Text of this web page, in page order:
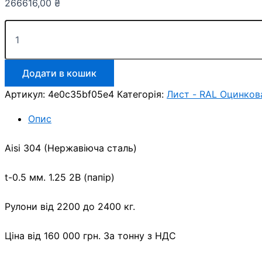
266616,00 ₴
Aisi
304
Неіржавка
рулонна
0.5
кількість
Додати в кошик
Артикул: 4e0c35bf05e4 Категорія: Лист - RAL
Опис
Aisi 304 (Нержавіюча сталь)
t-0.5 мм. 1.25 2В (папір)
Рулони від 2200 до 2400 кг.
Ціна від 160 000 грн. За тонну з НДС